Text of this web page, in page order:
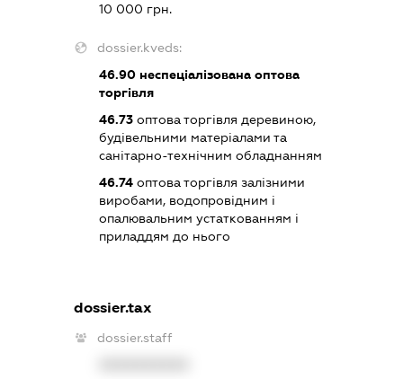
10 000 грн.
dossier.kveds:
46.90неспеціалізована оптова
торгівля
46.73оптова торгівля деревиною,
будівельними матеріалами та
санітарно-технічним обладнанням
46.74оптова торгівля залізними
виробами, водопровідним і
опалювальним устаткованням і
приладдям до нього
dossier.tax
dossier.staff